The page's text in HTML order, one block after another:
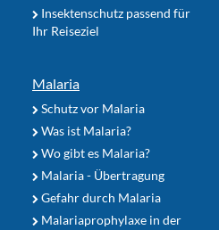
Insektenschutz passend für
Ihr Reiseziel
Malaria
Schutz vor Malaria
Was ist Malaria?
Wo gibt es Malaria?
Malaria - Übertragung
Gefahr durch Malaria
Malariaprophylaxe in der